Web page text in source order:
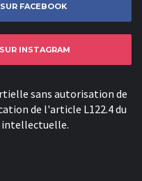
FACEBOOK
INSTAGRAM
sans autorisation de
de l'article L122.4 du
intellectuelle.